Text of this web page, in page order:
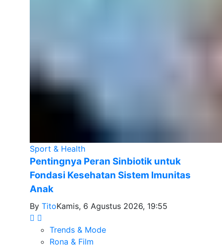
Sport & Health
Pentingnya Peran Sinbiotik untuk
Fondasi Kesehatan Sistem Imunitas
Anak
By TitoKamis, 6 Agustus 2026, 19:55
Trends & Mode
Rona & Film